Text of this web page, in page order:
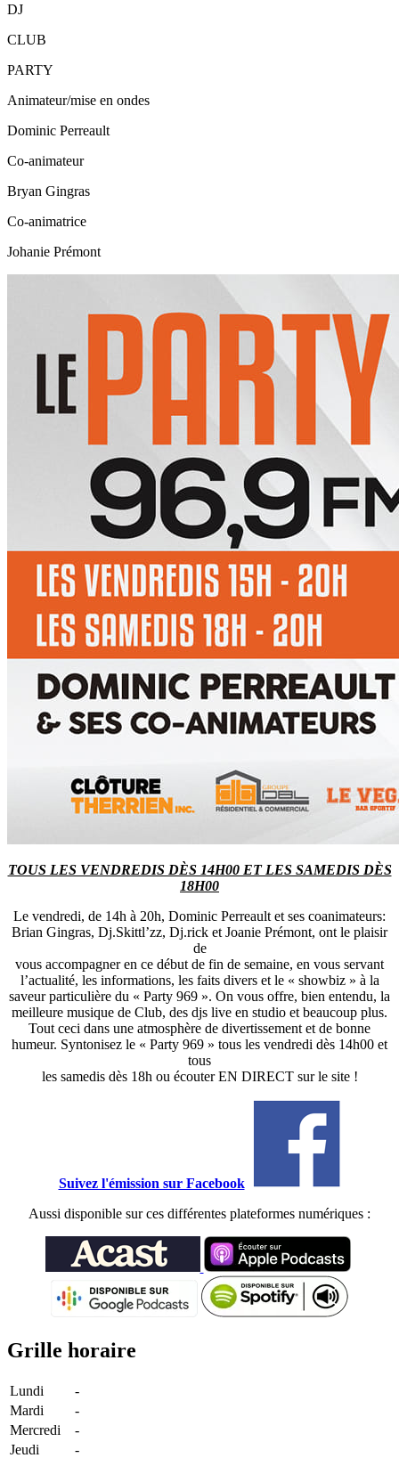
DJ
CLUB
PARTY
Animateur/mise en ondes
Dominic Perreault
Co-animateur
Bryan Gingras
Co-animatrice
Johanie Prémont
TOUS LES VENDREDIS DÈS 14H00 ET LES SAMEDIS DÈS
18H00
Le vendredi, de 14h à 20h, Dominic Perreault et ses coanimateurs:
Brian Gingras, Dj.Skittl’zz, Dj.rick et Joanie Prémont, ont le plaisir
de
vous accompagner en ce début de fin de semaine, en vous servant
l’actualité, les informations, les faits divers et le « showbiz » à la
saveur particulière du « Party 969 ». On vous offre, bien entendu, la
meilleure musique de Club, des djs live en studio et beaucoup plus.
Tout ceci dans une atmosphère de divertissement et de bonne
humeur. Syntonisez le « Party 969 » tous les vendredi dès 14h00 et
tous
les samedis dès 18h ou écouter EN DIRECT sur le site !
Suivez l'émission sur Facebook
Aussi disponible sur ces différentes plateformes numériques :
Grille horaire
Lundi
-
Mardi
-
Mercredi
-
Jeudi
-